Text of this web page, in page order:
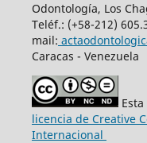
Odontología, Los
Teléf.: (+58-212)
mail:
Caracas - Venezuela
Esta
licencia de Creative
Internacional